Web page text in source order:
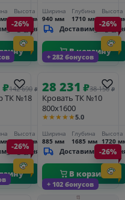
мм
Высота
1960 мм
Ширина
940 мм
Глубина
1710 мм
Высота
2380
В корзину
-26%
₽142 690 ₽
ТК №18
мм
Высота
2380 мм
+ 282 бонусов
-26%
28 231 ₽38 150 ₽
Кровать ТК №10
800х1600
★★★★★5.0
Ширина
885 мм
Глубина
1685 мм
Высота
1720
В корзину
-26%
+ 102 бонусов
-26%